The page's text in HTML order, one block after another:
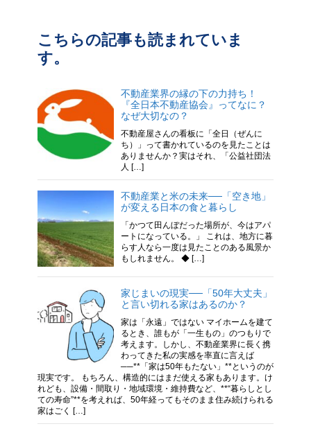
こちらの記事も読まれていま
す。
不動産業界の縁の下の力持ち！
『全日本不動産協会』ってなに？
なぜ大切なの？
不動産屋さんの看板に「全日（ぜんに
ち）」って書かれているのを見たことは
ありませんか？実はそれ、「公益社団法
人 […]
不動産業と米の未来──「空き地」
が変える日本の食と暮らし
「かつて田んぼだった場所が、今はアパ
ートになっている。」 これは、地方に暮
らす人なら一度は見たことのある風景か
もしれません。 ◆ […]
家じまいの現実──「50年大丈夫」
と言い切れる家はあるのか？
家は「永遠」ではない マイホームを建て
るとき、誰もが「一生もの」のつもりで
考えます。しかし、不動産業界に長く携
わってきた私の実感を率直に言えば
──**「家は50年もたない」**というのが
現実です。 もちろん、構造的にはまだ使える家もあります。け
れども、設備・間取り・地域環境・維持費など、**“暮らしとし
ての寿命”**を考えれば、50年経ってもそのまま住み続けられる
家はごく […]